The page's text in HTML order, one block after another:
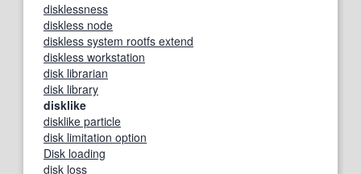
disklessness
diskless node
diskless system rootfs extend
diskless workstation
disk librarian
disk library
disklike
disklike particle
disk limitation option
Disk loading
disk loss